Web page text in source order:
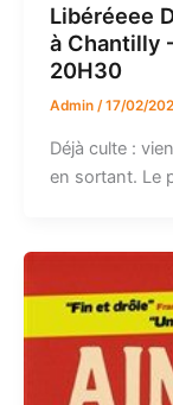
Libéréeee
à Chantilly
20H30
Admin /17/02/
Déjà culte :
en sortant. Le